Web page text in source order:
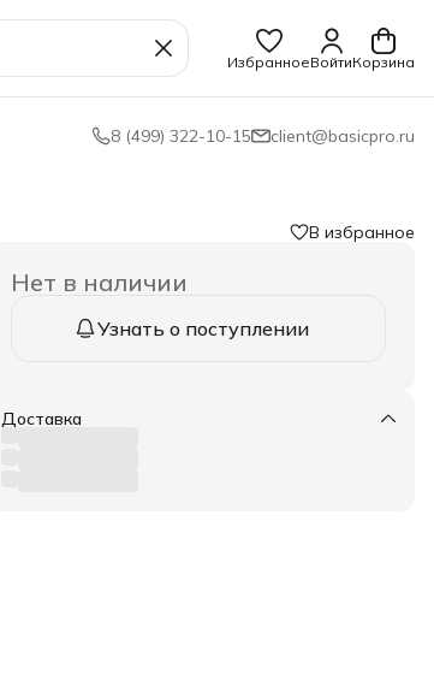
ИзбранноеВойтиКорзина
8 (499) 322-10-15 client@basicpro.ru
В избранное
Нет в наличии
Узнать о поступлении
Доставка